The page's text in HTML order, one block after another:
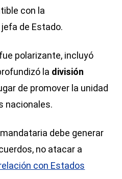
con la
de Estado.
polarizante, incluyó
la división
de promover la unidad
nacionales.
debe generar
no atacar a
con Estados